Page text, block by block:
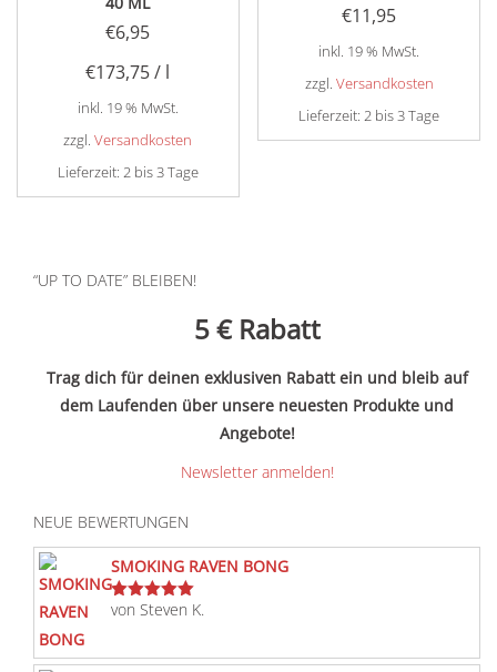
€6,95
€173,75/ l
inkl. 19 % MwSt.
zzgl.Versandkosten
Lieferzeit: 2 bis 3 Tage
€11,95
inkl. 19 % MwSt.
zzgl. Versandkosten
Lieferzeit:2 bis 3 Tage
“UP TO DATE” BLEIBEN!
5 € Rabatt
Trag dich für deinen exklusiven Rabatt ein und bleib auf
dem Laufenden über unsere neuesten Produkte und
Angebote!
Newsletter anmelden!
NEUE BEWERTUNGEN
SMOKING RAVEN BONG
Bewertet
von Steven K.